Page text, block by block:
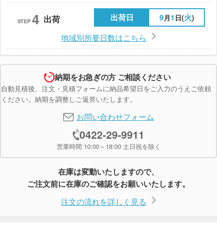
STEP 4 出荷 出荷日 9月1 日(火)
地域別所要日数はこちら
納期をお急ぎの方 ご相談ください
自動見積後、注文・見積フォームに納品希望日をご入力のうえご依頼
ください。納期を調整しご返答いたします。
お問い合わせフォーム
0422-29-9911
営業時間 10:00～18:00 土日祝を除く
在庫は変動いたしますので、
ご注文前に在庫のご確認をお願いいたします。
注文の流れを詳しく見る